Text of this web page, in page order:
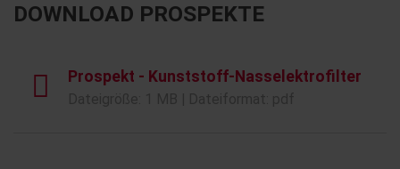
DOWNLOAD PROSPEKTE
Prospekt - Kunststoff-Nasselektrofilter